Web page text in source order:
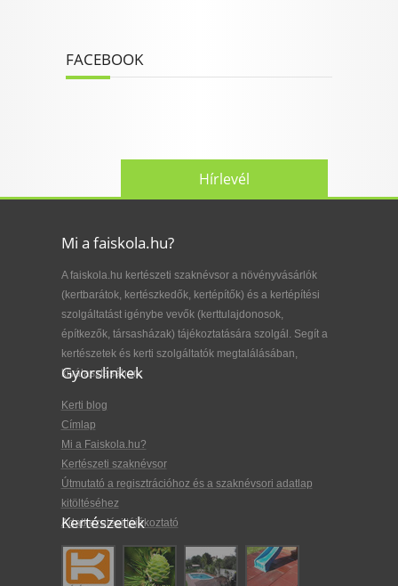
FACEBOOK
Hírlevél
Mi a faiskola.hu?
A faiskola.hu kertészeti szaknévsor a növényvásárlók
(kertbarátok, kertészkedők, kertépítők) és a kertépítési
szolgáltatást igénybe vevők (kerttulajdonosok,
építkezők, társasházak) tájékoztatására szolgál. Segít a
kertészetek és kerti szolgáltatók megtalálásában,
kiválasztásában.
Gyorslinkek
Kerti blog
Címlap
Mi a Faiskola.hu?
Kertészeti szaknévsor
Útmutató a regisztrációhoz és a szaknévsori adatlap
kitöltéséhez
Adatkezelési tájékoztató
Kertészetek